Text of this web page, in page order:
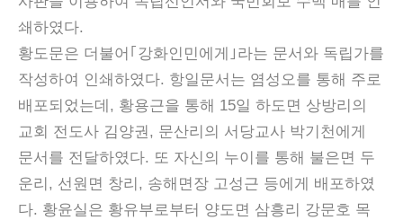
쇄하였다.
황도문은 더불어｢강화인민에게｣라는 문서와 독립가를
작성하여 인쇄하였다. 항일문서는 염성오를 통해 주로
배포되었는데, 황용근을 통해 15일 하도면 상방리의
교회 전도사 김양권, 문산리의 서당교사 박기천에게
문서를 전달하였다. 또 자신의 누이를 통해 불은면 두
운리, 선원면 창리, 송해면장 고성근 등에게 배포하였
다. 황윤실은 황유부로부터 양도면 삼흥리 강문호 목